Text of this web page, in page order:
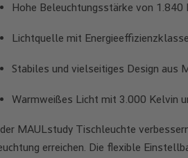
Hohe Beleuchtungsstärke von 1.840
Lichtquelle mit
Stabiles und vielseitiges Design aus
Warmweißes Licht mit 3.000 Kelvin
MAULstudy Tischleuchte
erreichen. Die flexible